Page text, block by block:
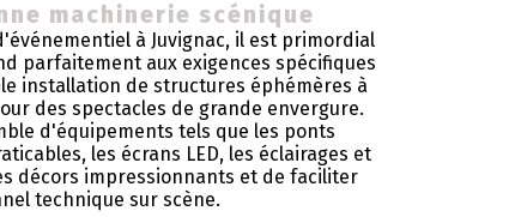
machinerie scénique
à Juvignac, il est primordial
parfaitement aux exigences spécifiques
installation de structures éphémères à
des spectacles de grande envergure.
d'équipements tels que les ponts
les écrans LED, les éclairages et
décors impressionnants et de faciliter
technique sur scène.